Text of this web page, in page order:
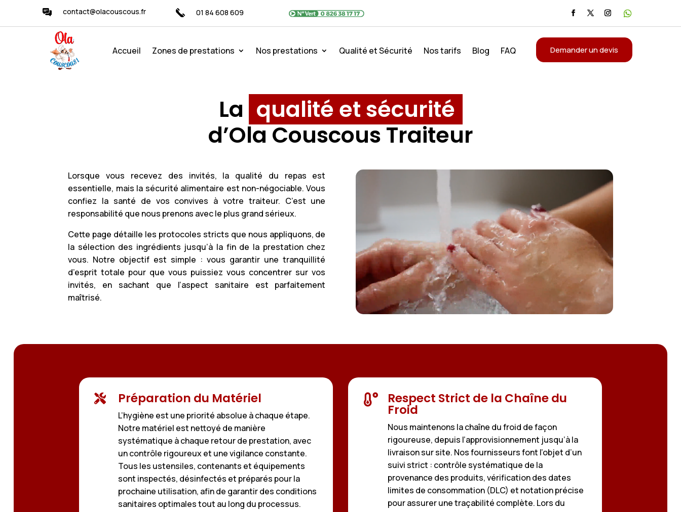
contact@olacouscous.fr 01 84 608 609
Accueil Zones de prestations Nos prestations Qualité et Sécurité Nos tarifs Blog FAQ Demander un devis
La qualité et sécurité
d’Ola Couscous Traiteur
Lorsque vous recevez des invités, la qualité du repas est
essentielle, mais la sécurité alimentaire est non-négociable. Vous
confiez la santé de vos convives à votre traiteur. C’est une
responsabilité que nous prenons avec le plus grand sérieux.
Cette page détaille les protocoles stricts que nous appliquons, de
la sélection des ingrédients jusqu’à la fin de la prestation chez
vous. Notre objectif est simple : vous garantir une tranquillité
d’esprit totale pour que vous puissiez vous concentrer sur vos
invités, en sachant que l’aspect sanitaire est parfaitement
maîtrisé.
 Préparation du Matériel
L’hygiène est une priorité absolue à chaque étape.
Notre matériel est nettoyé de manière
systématique à chaque retour de prestation, avec
un contrôle rigoureux et une vigilance constante.
Tous les ustensiles, contenants et équipements
sont inspectés, désinfectés et préparés pour la
prochaine utilisation, afin de garantir des conditions
sanitaires optimales tout au long du processus.
 Respect Strict de la Chaîne du
Froid
Nous maintenons la chaîne du froid de façon
rigoureuse, depuis l’approvisionnement jusqu’à la
livraison sur site. Nos fournisseurs font l’objet d’un
suivi strict : contrôle systématique de la
provenance des produits, vérification des dates
limites de consommation (DLC) et notation précise
pour assurer une traçabilité complète. Lors du